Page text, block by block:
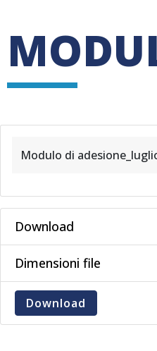
Modulo di
Download
Dimensioni file
Download